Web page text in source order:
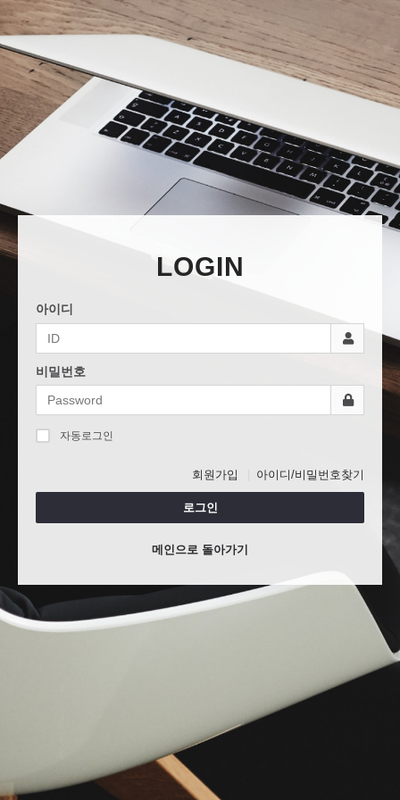
LOGIN
아이디
비밀번호
자동로그인
회원가입 아이디/비밀번호찾기
로그인
메인으로 돌아가기